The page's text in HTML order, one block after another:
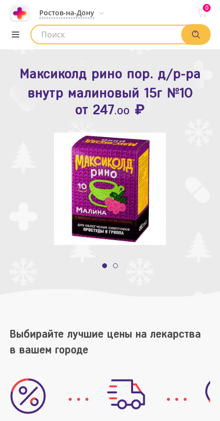
Ростов-на-Дону
0
Список аптек
Максиколд рино пор. д/р-ра
внутр малиновый 15г №10
от 247.00 ₽
Зодак таб. п.п.о. 10мг №10
от109.80 ₽
Выбирайте лучшие цены на лекарства
в вашем городе